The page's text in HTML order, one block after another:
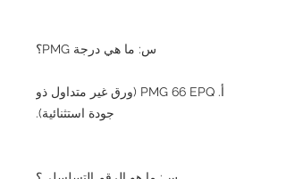
س: ما هي درجة PMG؟
أ. PMG 66 EPQ (ورق غير متداول ذو
جودة استثنائية).